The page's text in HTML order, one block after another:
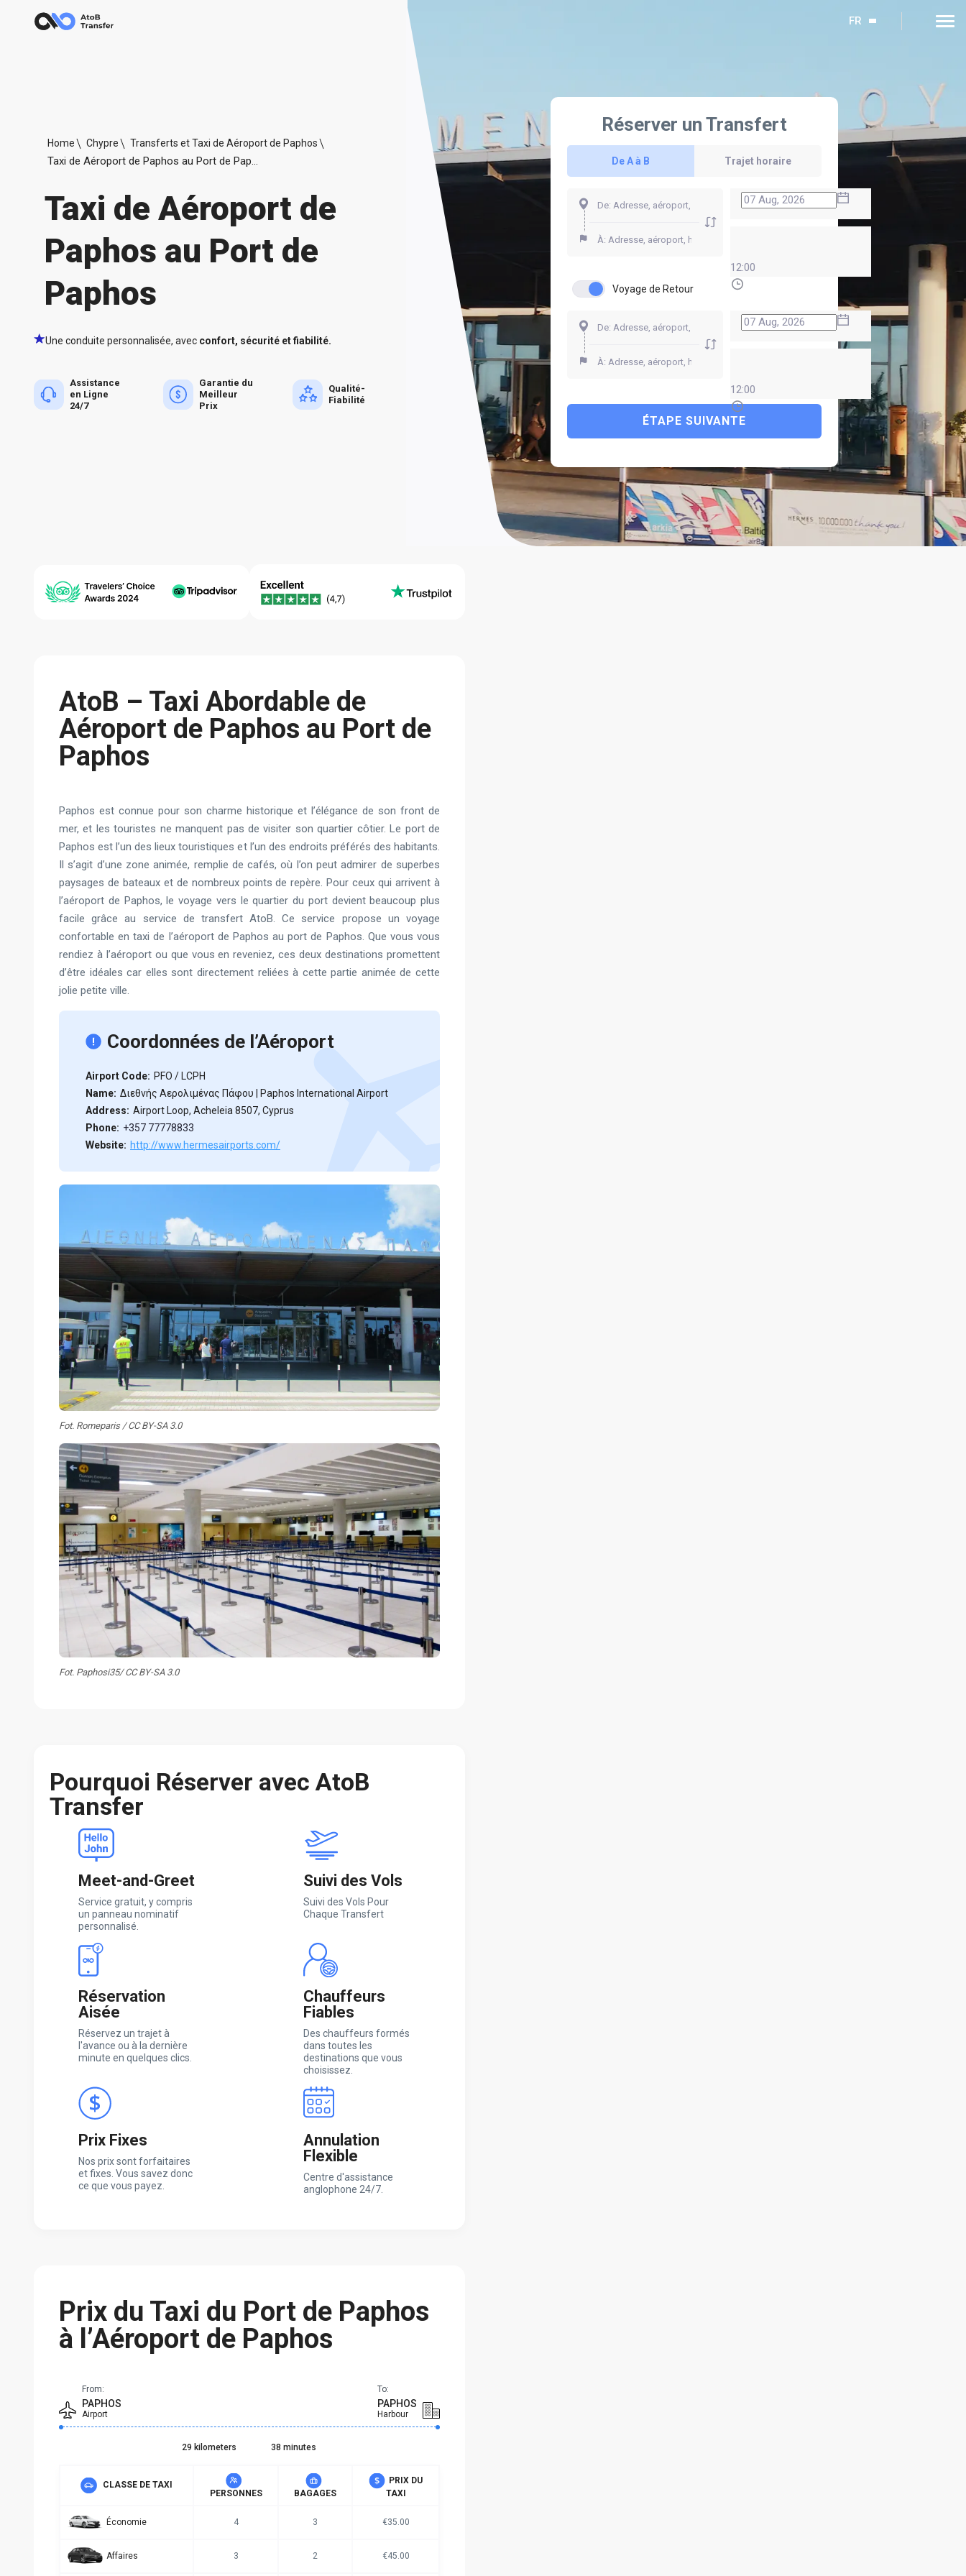
FR
Home Chypre Transferts et Taxi de Aéroport de Paphos
Taxi de Aéroport de Paphos au Port de Paphos
Taxi de Aéroport de
Paphos au Port de
Paphos
Une conduite personnalisée, avec confort, sécurité et fiabilité.
Assistance
en Ligne
24/7
Garantie du
Meilleur
Prix
Qualité-
Fiabilité
Réserver un Transfert
De A à B Trajet horaire
12:00
Voyage de Retour
12:00
ÉTAPE SUIVANTE
AtoB – Taxi Abordable de
Aéroport de Paphos au Port de
Paphos
Paphos est connue pour son charme historique et l’élégance de son front de
mer, et les touristes ne manquent pas de visiter son quartier côtier. Le port de
Paphos est l’un des lieux touristiques et l’un des endroits préférés des habitants.
Il s’agit d’une zone animée, remplie de cafés, où l’on peut admirer de superbes
paysages de bateaux et de nombreux points de repère. Pour ceux qui arrivent à
l’aéroport de Paphos, le voyage vers le quartier du port devient beaucoup plus
facile grâce au service de transfert AtoB. Ce service propose un voyage
confortable en taxi de l’aéroport de Paphos au port de Paphos. Que vous vous
rendiez à l’aéroport ou que vous en reveniez, ces deux destinations promettent
d’être idéales car elles sont directement reliées à cette partie animée de cette
jolie petite ville.
Coordonnées de l’Aéroport
Airport Code: PFO / LCPH
Name: Διεθνής Αερολιμένας Πάφου | Paphos International Airport
Address: Airport Loop, Acheleia 8507, Cyprus
Phone: +357 77778833
Website: http://www.hermesairports.com/
Fot. Romeparis / CC BY-SA 3.0
Fot. Paphosi35/ CC BY-SA 3.0
Pourquoi Réserver avec AtoB
Transfer
Meet-and-Greet
Service gratuit, y compris
un panneau nominatif
personnalisé.
Suivi des Vols
Suivi des Vols Pour
Chaque Transfert
Réservation
Aisée
Réservez un trajet à
l'avance ou à la dernière
minute en quelques clics.
Chauffeurs
Fiables
Des chauffeurs formés
dans toutes les
destinations que vous
choisissez.
Prix Fixes
Nos prix sont forfaitaires
et fixes. Vous savez donc
ce que vous payez.
Annulation
Flexible
Centre d'assistance
anglophone 24/7.
Prix du Taxi du Port de Paphos
à l’Aéroport de Paphos
From:
PAPHOS
Airport
To:
PAPHOS
Harbour
29 kilometers 38 minutes
CLASSE DE TAXI
PERSONNES
BAGAGES
PRIX DU
TAXI
Économie 4 3 €35.00
Affaires 3 2 €45.00